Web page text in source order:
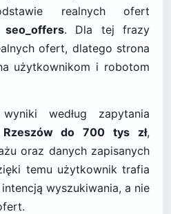
realnych ofert
seo_offers. Dla tej frazy
ofert, dlatego strona
użytkownikom i robotom
według zapytania
do 700 tys zł,
oraz danych zapisanych
temu użytkownik trafia
wyszukiwania, a nie